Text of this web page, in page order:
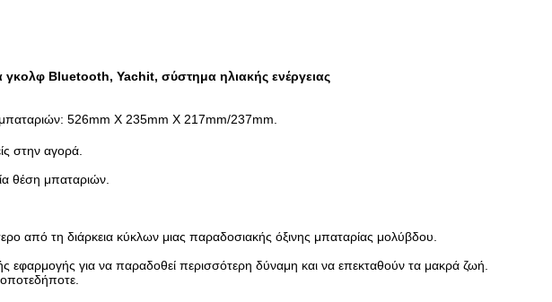
Bluetooth, Yachit, σύστημα ηλιακής ενέργειας
526mm X 235mm Χ 217mm/237mm.
στην αγορά.
θέση μπαταριών.
από τη διάρκεια κύκλων μιας παραδοσιακής όξινης μπαταρίας μολύβδου.
εφαρμογής για να παραδοθεί περισσότερη δύναμη και να επεκταθούν τα μακρά ζωή.